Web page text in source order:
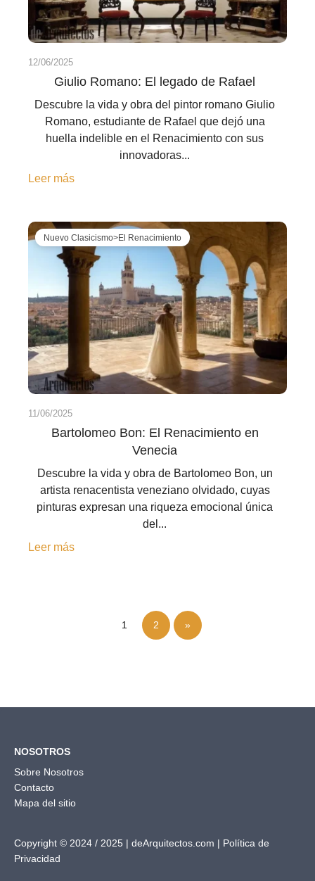
12/06/2025
Giulio Romano: El legado de Rafael
Descubre la vida y obra del pintor romano Giulio
Romano, estudiante de Rafael que dejó una
huella indelible en el Renacimiento con sus
innovadoras...
Leer más
Nuevo Clasicismo>El Renacimiento
11/06/2025
Bartolomeo Bon: El Renacimiento en
Venecia
Descubre la vida y obra de Bartolomeo Bon, un
artista renacentista veneziano olvidado, cuyas
pinturas expresan una riqueza emocional única
del...
Leer más
1 2 »
NOSOTROS
Sobre Nosotros
Contacto
Mapa del sitio
Copyright © 2024 / 2025 | deArquitectos.com | Política de
Privacidad